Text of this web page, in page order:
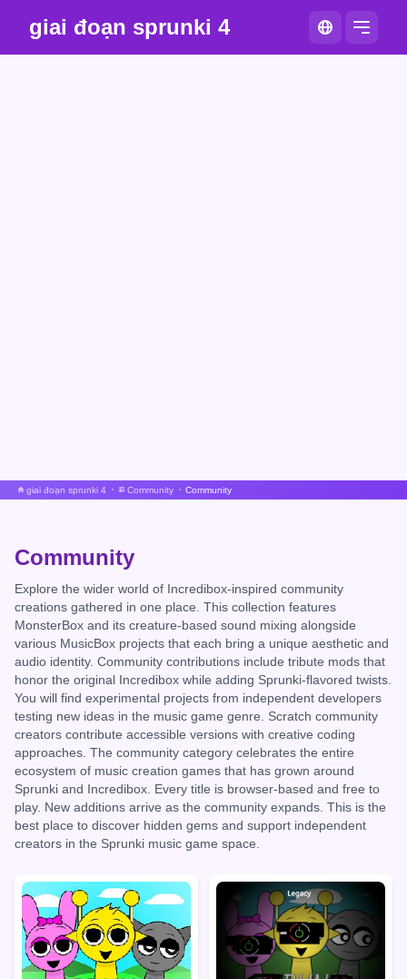
giai đoạn sprunki 4
giai đoạn sprunki 4 Community Community
Community
Explore the wider world of Incredibox-inspired community
creations gathered in one place. This collection features
MonsterBox and its creature-based sound mixing alongside
various MusicBox projects that each bring a unique aesthetic and
audio identity. Community contributions include tribute mods that
honor the original Incredibox while adding Sprunki-flavored twists.
You will find experimental projects from independent developers
testing new ideas in the music game genre. Scratch community
creators contribute accessible versions with creative coding
approaches. The community category celebrates the entire
ecosystem of music creation games that has grown around
Sprunki and Incredibox. Every title is browser-based and free to
play. New additions arrive as the community expands. This is the
best place to discover hidden gems and support independent
creators in the Sprunki music game space.